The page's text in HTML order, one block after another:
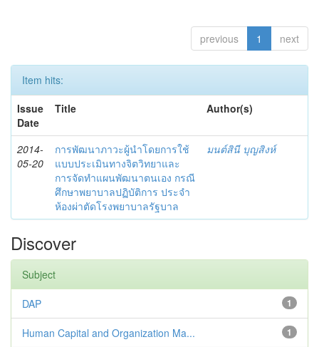
previous 1 next
Item hits:
Issue
Date
Title Author(s)
2014-
05-20
การพัฒนาภาวะผู้นำโดยการใช้
แบบประเมินทางจิตวิทยาและ
การจัดทำแผนพัฒนาตนเอง กรณี
ศึกษาพยาบาลปฏิบัติการ ประจำ
ห้องผ่าตัดโรงพยาบาลรัฐบาล
มนต์สินี บุญสิงห์
Discover
Subject
1
DAP
1
Human Capital and Organization Ma...